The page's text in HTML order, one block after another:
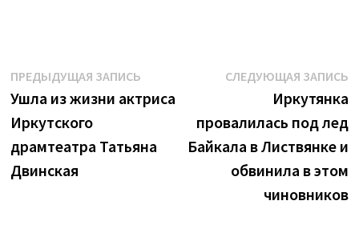
Навигация
по
записям
ПРЕДЫДУЩАЯ ЗАПИСЬПредыдущая
запись:
Ушла из жизни актриса
Иркутского
драмтеатра Татьяна
Двинская
СЛЕДУЮЩАЯ ЗАПИСЬ
Иркутянка
провалилась под лед
Байкала в Листвянке и
обвинила в этом
чиновников